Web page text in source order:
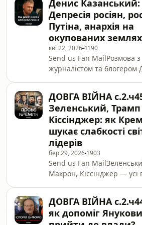
робить це через заяви,
концерти, а хтось
зручною фразою “музика
політикою”.Початок
повномасштабної війни у
лише підтвердив, що
інструмент впливу. І, на
частина відомих артистів
позицію, а виго
Денис Казанський:
Депресія росіян,
Путіна, анархія на
окупованих землях
кві 22, 20264190
Send us Fan MailРозмова з
журналістом та блогером
(https://youtube.com/
Підписуйтесь на канал,
нашу роботу на:БАЗА від
https://base.mono.bank/
———З питань рекламних
інтеграцій пишіть -
ads@grnt.mediaSupport
ДОВГА ВІЙНА
Зеленський, Трамп
Кіссінджер: як
шукає слабкості
лідерів
бер 29, 2026 1903
Send us Fan
Макрон, Кіссінджер — усі
згодом ФСБ, десятиліттями
займаються профайлінгом
лідерів, шукаючи їхні
ДОВГА ВІЙНА
як допоміг